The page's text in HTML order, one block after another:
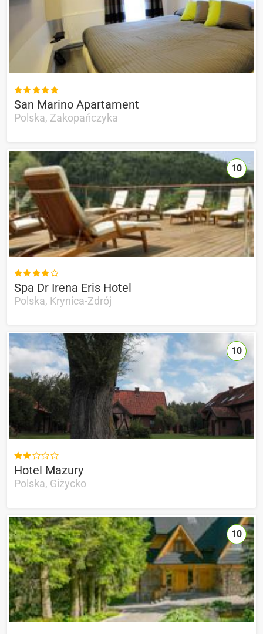

San Marino Apartament
Polska, Zakopańczyka

Spa Dr Irena Eris Hotel
Polska, Krynica-Zdrój
10

Hotel Mazury
Polska, Giżycko
10
10